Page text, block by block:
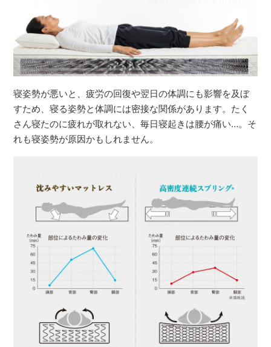
寝姿勢が悪いと、疲労の回復や翌日の体調にも影響を及ぼ
すため、寝る姿勢と体調には密接な関係があります。たく
さん寝たのに疲れが取れない、毎日寝起きは腰が痛い…。そ
れも寝姿勢が原因かもしれません。